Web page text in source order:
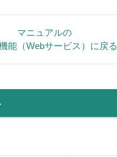
マニュアルの
能（Webサービス）に戻る